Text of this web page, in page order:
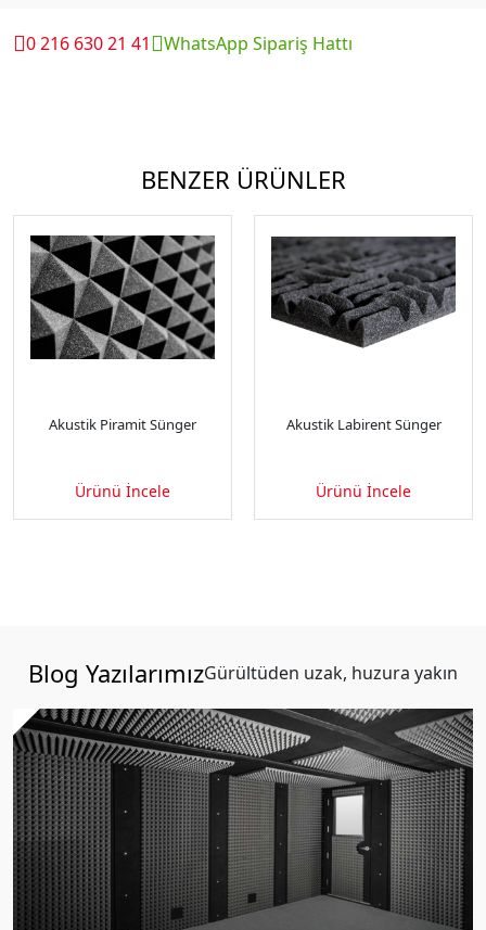
0 216 630 21 41 WhatsApp Sipariş Hattı
BENZER ÜRÜNLER
Akustik Piramit Sünger
Ürünü İncele
Akustik Labirent Sünger
Ürünü İncele
Blog YazılarımızGürültüden uzak, huzura yakın